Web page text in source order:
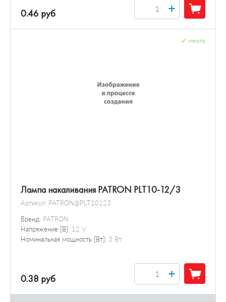
0.46 руб +
Лампа накаливания PATRON PLT10-12/3
Артикул: PATRON@PLT10123
Бренд: PATRON
Напряжение [В]: 12 V
Номинальная мощность [Вт]: 3 Вт
много
0.38 руб +